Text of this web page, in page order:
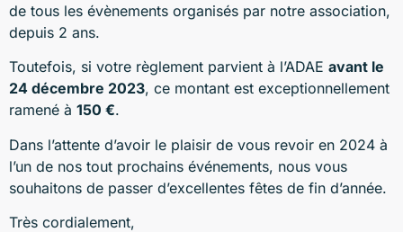
de tous les évènements organisés par notre association,
depuis 2 ans.
Toutefois, si votre règlement parvient à l’ADAE avant le
24 décembre 2023, ce montant est exceptionnellement
ramené à 150 €.
Dans l’attente d’avoir le plaisir de vous revoir en 2024 à
l’un de nos tout prochains événements, nous vous
souhaitons de passer d’excellentes fêtes de fin d’année.
Très cordialement,